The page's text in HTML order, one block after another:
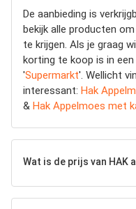
De aanbieding is
bekijk alle producten
te krijgen. Als je graag
korting te koop is in een
'Supermarkt'. Wellicht
interessant: Hak
& Hak Appelmoes met
Wat is de prijs van HAK